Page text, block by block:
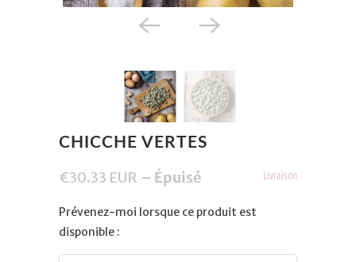
CHICCHE VERTES
€30.33 EUR – Épuisé Livraison
Notify
me
Prévenez-moi lorsque ce produit est
disponible :